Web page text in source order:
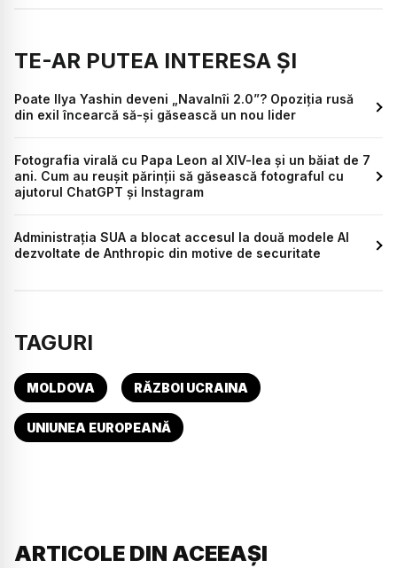
TE-AR PUTEA INTERESA ȘI
Poate Ilya Yashin deveni „Navalnîi 2.0”? Opoziția rusă
din exil încearcă să-și găsească un nou lider
Fotografia virală cu Papa Leon al XIV-lea și un băiat de 7
ani. Cum au reușit părinții să găsească fotograful cu
ajutorul ChatGPT și Instagram
Administrația SUA a blocat accesul la două modele AI
dezvoltate de Anthropic din motive de securitate
TAGURI
MOLDOVA RĂZBOI UCRAINA
UNIUNEA EUROPEANĂ
ARTICOLE DIN ACEEAȘI